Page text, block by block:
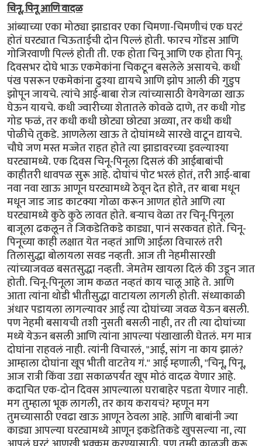
चिनू, पिनू आणि वादळ
आंब्याच्या एका मोठ्या झाडावर एका चिमणा-चिमणीचं एक घरटं
होतं घरट्यात चिऊताईची दोन पिल्लं होती. फारच गोंडस आणि
गोजिरवाणी पिल्लं होती ती. एक होता चिनू आणि एक होता पिनू.
दिवसभर दोघे भाऊ एकमेकांना चिकटून बसलेले असायचे. कधी
पंख पसरून एकमेकांना ढुश्या द्यायचे आणि झोप आली की गुडुप
झोपून जायचे. त्यांचे आई-बाबा रोज त्यांच्यासाठी वेगवेगळा खाऊ
घेऊन यायचे. कधी ज्वारीच्या शेतातले कोवळे दाणे, तर कधी गोड
गोड फळं, तर कधी कधी छोट्या छोट्या अळ्या, तर कधी कधी
पोळीचे तुकडे. आणलेला खाऊ ते दोघांमध्ये सारखे वाटून द्यायचे.
चौघे जण मस्त मज्जेत राहत होते त्या झाडावरच्या इवल्याश्या
घरट्यामध्ये. एक दिवस चिनू-पिनूला दिसलं की आईबाबांची
काहीतरी धावपळ सुरू आहे. दोघांचं पोट भरलं होतं, तरी आई-बाबा
नवा नवा खाऊ आणून घरट्यामध्ये ठेवून देत होते, तर बाबा मधून
मधून जाड जाड काटक्या गोळा करून आणत होते आणि त्या
घरट्यामध्ये कुठे कुठे लावत होते. बर्‍याच वेळा तर चिनू-पिनूला
बाजूला ढकलून ते जिकडेतिकडे काड्या, पानं सरकवत होते. चिनू-
पिनूच्या काही लक्षात येत नव्हतं आणि आईला विचारलं तरी
तिलासुद्धा बोलायला सवड नव्हती. आज ती नेहमीसारखी
त्यांच्याजवळ बसतसुद्धा नव्हती. जेमतेम खायला दिलं की उडून जात
होती. चिनू-पिनूला जाम कळत नव्हतं काय चालू आहे ते. आणि
आता त्यांना थोडी भीतीसुद्धा वाटायला लागली होती. संध्याकाळी
अंधार पडायला लागल्यावर आई त्या दोघांच्या जवळ येऊन बसली.
पण नेहमी बसायची तशी नुसती बसली नाही, तर ती त्या दोघांच्या
मध्ये येऊन बसली आणि त्यांना आपल्या पंखाखाली घेतलं. मग मात्र
दोघांना राहवलं नाही. त्यांनी विचारलं, "आई, सांग ना काय झालं?
आम्हाला दोघांना खूप भीती वाटतेय गं." आई म्हणाली, "चिनू, पिनू,
आज रात्री किंवा उद्या सकाळपर्यंत खूप मोठं वादळ येणार आहे.
कदाचित एक-दोन दिवस आपल्याला घराबाहेर पडता येणार नाही.
मग तुम्हाला भूक लागली, तर काय करायचं? म्हणून मग
तुमच्यासाठी एवढा खाऊ आणून ठेवला आहे. आणि बाबांनी ज्या
काड्या आपल्या घरट्यामध्ये आणून इकडेतिकडे खुपसल्या ना, त्या